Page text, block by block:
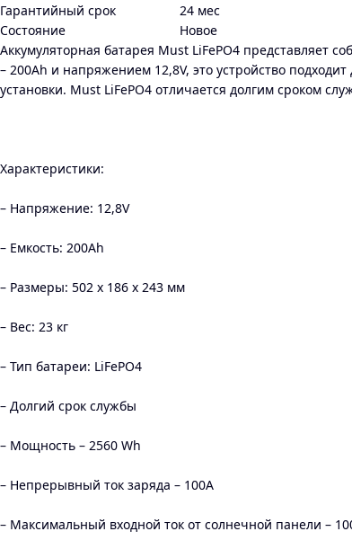
Гарантийный срок
24 мес
Состояние
Новое
Аккумуляторная батарея Must LiFePO4 представляет
– 200Ah и напряжением 12,8V, это устройство
установки. Must LiFePO4 отличается долгим сроком
Характеристики:
– Напряжение: 12,8V
– Емкость: 200Ah
– Размеры: 502 x 186 x 243 мм
– Вес: 23 кг
– Тип батареи: LiFePO4
– Долгий срок службы
– Мощность – 2560 Wh
– Непрерывный ток заряда – 100A
– Максимальный входной ток от солнечной панели –